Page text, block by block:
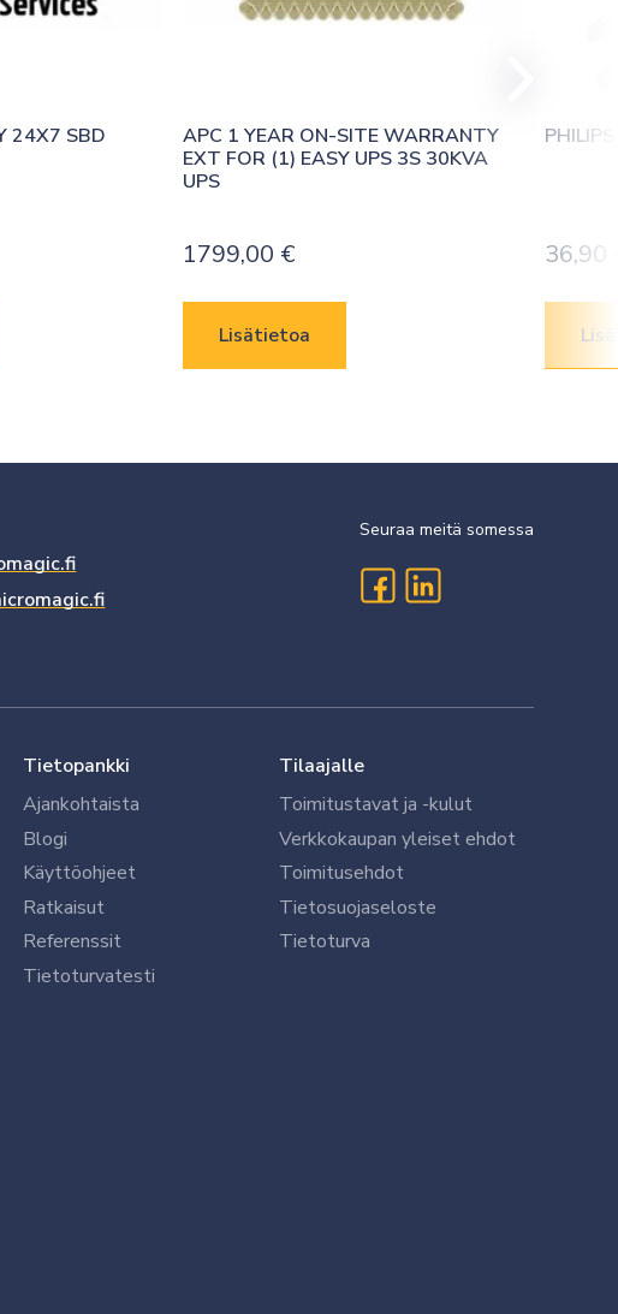
24X7 SBD
APC 1 YEAR ON-SITE WARRANTY
EXT FOR (1) EASY UPS 3S 30KVA
UPS
1799,00 €
Lisätietoa
36,90
Seuraa meitä somessa
Tietopankki
Ajankohtaista
Blogi
Käyttöohjeet
Ratkaisut
Referenssit
Tietoturvatesti
Tilaajalle
Toimitustavat ja -kulut
Verkkokaupan yleiset ehdot
Toimitusehdot
Tietosuojaseloste
Tietoturva